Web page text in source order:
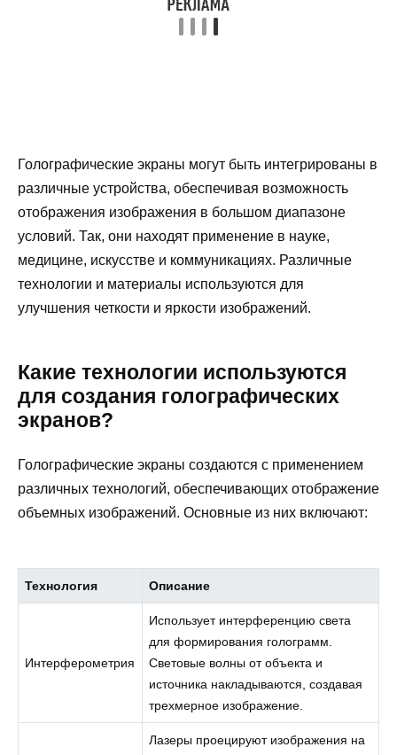
Голографические экраны могут быть интегрированы в
различные устройства, обеспечивая возможность
отображения изображения в большом диапазоне
условий. Так, они находят применение в науке,
медицине, искусстве и коммуникациях. Различные
технологии и материалы используются для
улучшения четкости и яркости изображений.
Какие технологии используются
для создания голографических
экранов?
Голографические экраны создаются с применением
различных технологий, обеспечивающих отображение
объемных изображений. Основные из них включают:
Технология Описание
Интерферометрия
Использует интерференцию света
для формирования голограмм.
Световые волны от объекта и
источника накладываются, создавая
трехмерное изображение.
Лазеры проецируют изображения на